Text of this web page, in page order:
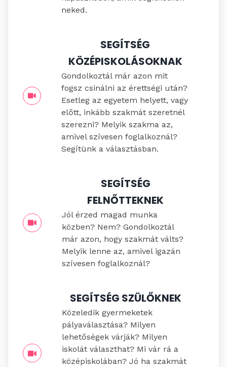
neked.
SEGÍTSÉG
KÖZÉPISKOLÁSOKNAK
Gondolkoztál már azon mit
fogsz csinálni az érettségi után?
Esetleg az egyetem helyett, vagy
előtt, inkább szakmát szeretnél
szerezni? Melyik szakma az,
amivel szívesen foglalkoznál?
Segítünk a választásban.
SEGÍTSÉG
FELNŐTTEKNEK
Jól érzed magad munka
közben? Nem? Gondolkoztál
már azon, hogy szakmát válts?
Melyik lenne az, amivel igazán
szívesen foglalkoznál?
SEGÍTSÉG SZÜLŐKNEK
Közeledik gyermeketek
pályaválasztása? Milyen
lehetőségek várják? Milyen
iskolát választhat? Mi vár rá a
középiskolában? Jó ha szakmát